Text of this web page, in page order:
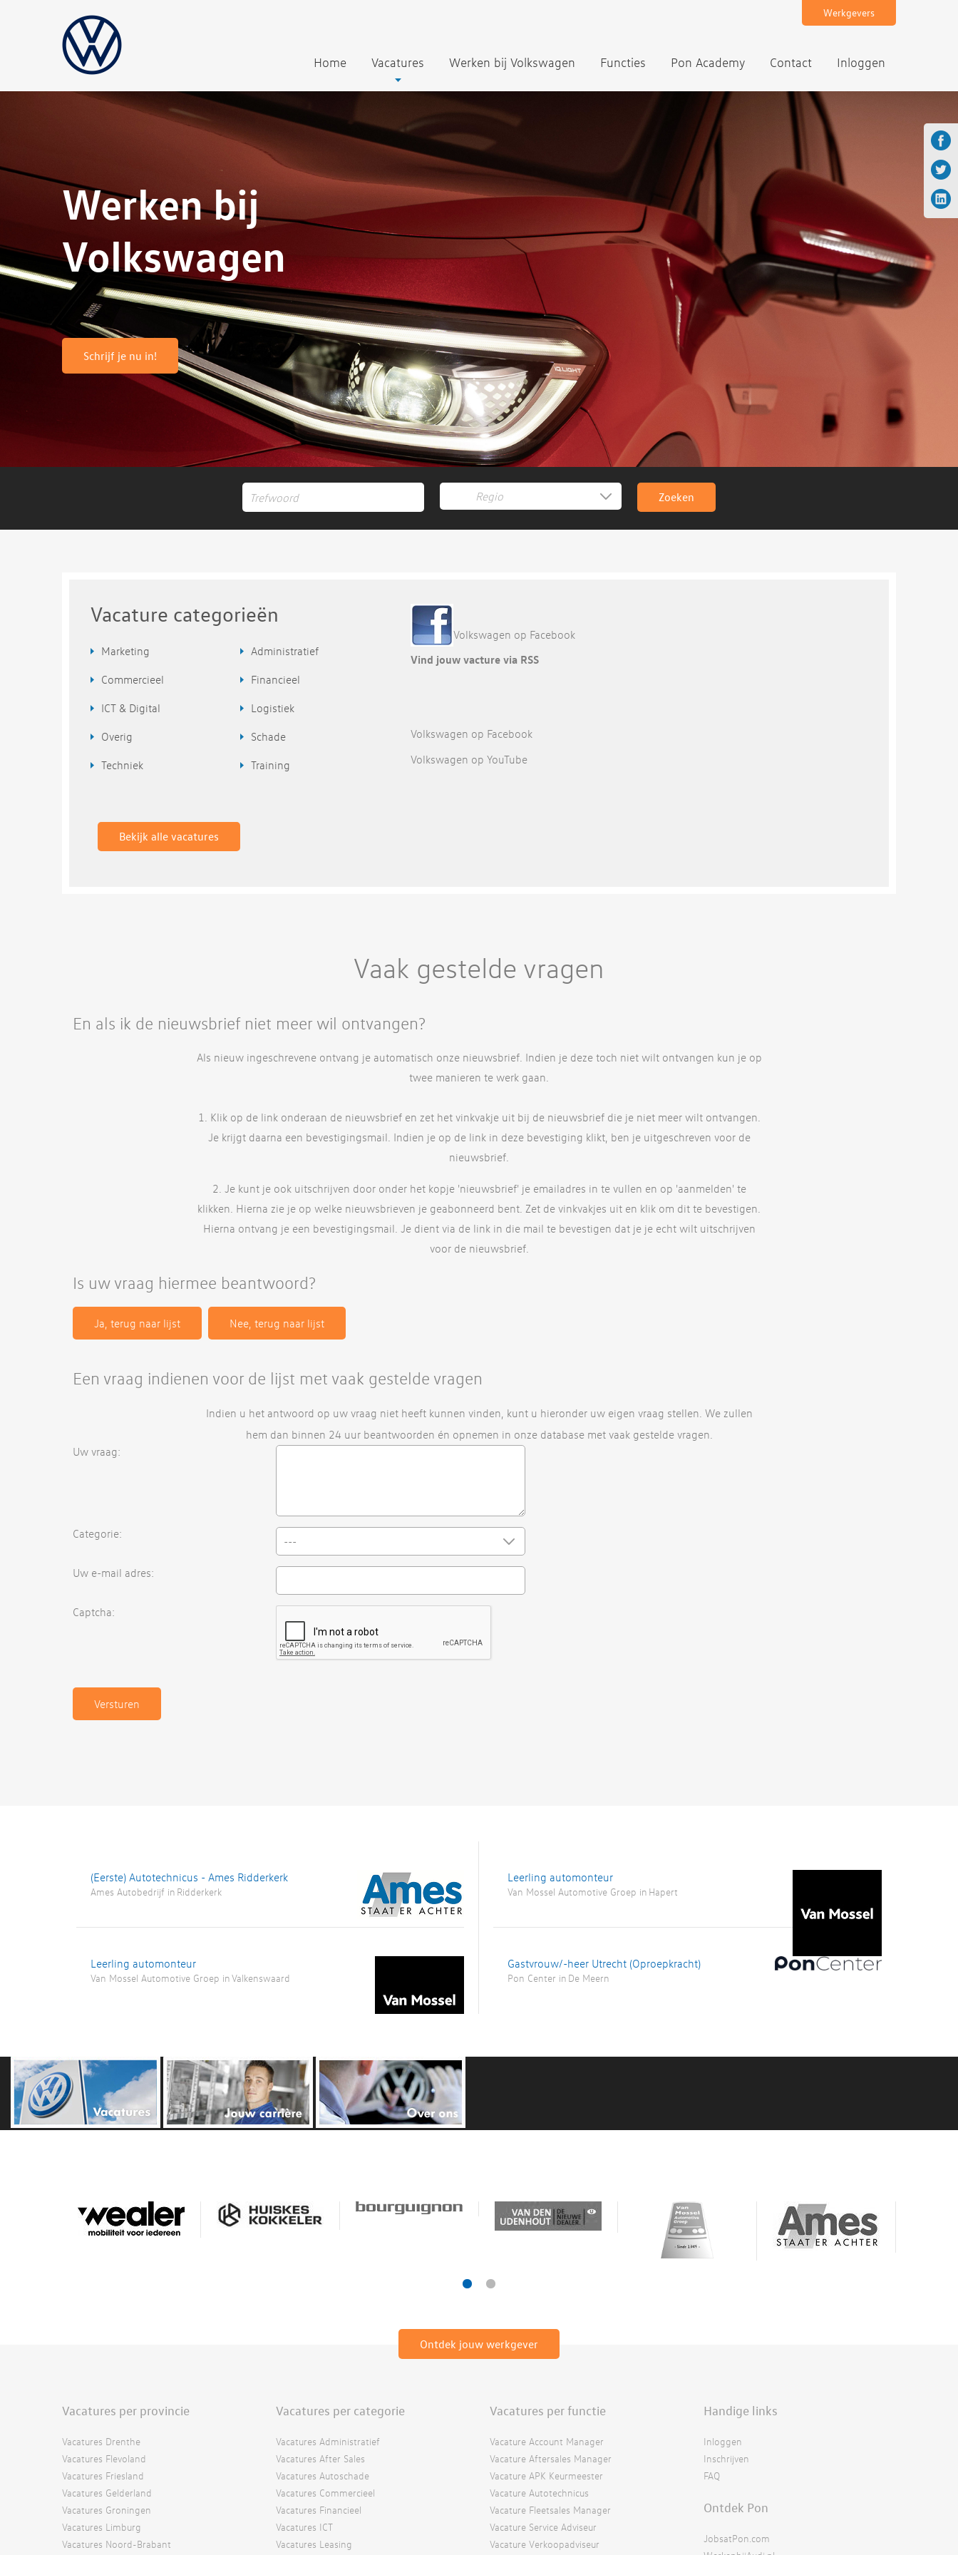
Home Vacatures Werken bij Volkswagen Functies Pon Academy Contact Inloggen
Werkgevers
Werken bij
Volkswagen
Schrijf je nu in!
Vacature categorieën
Marketing Administratief
Commercieel Financieel
ICT & Digital Logistiek
Overig Schade
Techniek Training
Bekijk alle vacatures
Volkswagen op Facebook
Vind jouw vacture via RSS
Volkswagen op Facebook
Volkswagen op YouTube
Vaak gestelde vragen
En als ik de nieuwsbrief niet meer wil ontvangen?
Als nieuw ingeschrevene ontvang je automatisch onze nieuwsbrief. Indien je deze toch niet wilt ontvangen kun je op
twee manieren te werk gaan.
1. Klik op de link onderaan de nieuwsbrief en zet het vinkvakje uit bij de nieuwsbrief die je niet meer wilt ontvangen.
Je krijgt daarna een bevestigingsmail. Indien je op de link in deze bevestiging klikt, ben je uitgeschreven voor de
nieuwsbrief.
2. Je kunt je ook uitschrijven door onder het kopje 'nieuwsbrief' je emailadres in te vullen en op 'aanmelden' te
klikken. Hierna zie je op welke nieuwsbrieven je geabonneerd bent. Zet de vinkvakjes uit en klik om dit te bevestigen.
Hierna ontvang je een bevestigingsmail. Je dient via de link in die mail te bevestigen dat je je echt wilt uitschrijven
voor de nieuwsbrief.
Is uw vraag hiermee beantwoord?
Een vraag indienen voor de lijst met vaak gestelde vragen
Indien u het antwoord op uw vraag niet heeft kunnen vinden, kunt u hieronder uw eigen vraag stellen. We zullen
hem dan binnen 24 uur beantwoorden én opnemen in onze database met vaak gestelde vragen.
Uw vraag:
Categorie:
---
Uw e-mail adres:
Captcha:
(Eerste) Autotechnicus - Ames Ridderkerk
Ames Autobedrijf in Ridderkerk
Leerling automonteur
Van Mossel Automotive Groep in Hapert
Leerling automonteur
Van Mossel Automotive Groep inValkenswaard
Gastvrouw/-heer Utrecht (Oproepkracht)
Pon Center in De Meern
Vacatures per provincie
Vacatures Drenthe
Vacatures Flevoland
Vacatures Friesland
Vacatures Gelderland
Vacatures Groningen
Vacatures Limburg
Vacatures Noord-Brabant
Vacatures per categorie
Vacatures Administratief
Vacatures After Sales
Vacatures Autoschade
Vacatures Commercieel
Vacatures Financieel
Vacatures ICT
Vacatures Leasing
Vacatures per functie
Vacature Account Manager
Vacature Aftersales Manager
Vacature APK Keurmeester
Vacature Autotechnicus
Vacature Fleetsales Manager
Vacature Service Adviseur
Vacature Verkoopadviseur
Handige links
Inloggen
Inschrijven
FAQ
Ontdek Pon
JobsatPon.com
Ontdek jouw werkgever